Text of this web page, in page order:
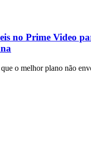
no Prime Video
o melhor plano não